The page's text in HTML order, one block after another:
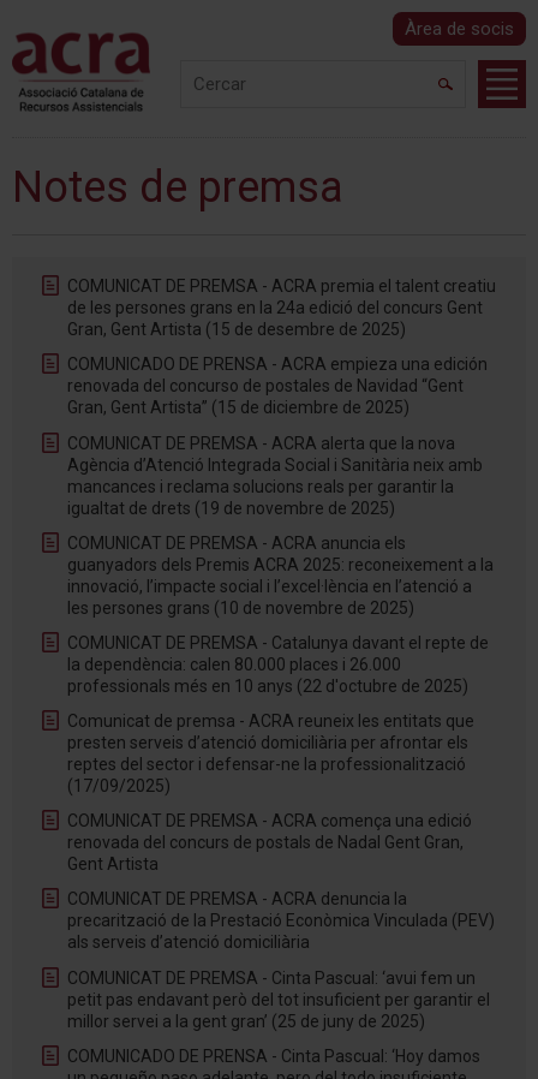
Àrea de socis
Notes de premsa
COMUNICAT DE PREMSA - ACRA premia el talent creatiu
de les persones grans en la 24a edició del concurs Gent
Gran, Gent Artista (15 de desembre de 2025)
COMUNICADO DE PRENSA - ACRA empieza una edición
renovada del concurso de postales de Navidad “Gent
Gran, Gent Artista” (15 de diciembre de 2025)
COMUNICAT DE PREMSA - ACRA alerta que la nova
Agència d’Atenció Integrada Social i Sanitària neix amb
mancances i reclama solucions reals per garantir la
igualtat de drets (19 de novembre de 2025)
COMUNICAT DE PREMSA - ACRA anuncia els
guanyadors dels Premis ACRA 2025: reconeixement a la
innovació, l’impacte social i l’excel·lència en l’atenció a
les persones grans (10 de novembre de 2025)
COMUNICAT DE PREMSA - Catalunya davant el repte de
la dependència: calen 80.000 places i 26.000
professionals més en 10 anys (22 d'octubre de 2025)
Comunicat de premsa - ACRA reuneix les entitats que
presten serveis d’atenció domiciliària per afrontar els
reptes del sector i defensar-ne la professionalització
(17/09/2025)
COMUNICAT DE PREMSA - ACRA comença una edició
renovada del concurs de postals de Nadal Gent Gran,
Gent Artista
COMUNICAT DE PREMSA - ACRA denuncia la
precarització de la Prestació Econòmica Vinculada (PEV)
als serveis d’atenció domiciliària
COMUNICAT DE PREMSA - Cinta Pascual: ‘avui fem un
petit pas endavant però del tot insuficient per garantir el
millor servei a la gent gran’ (25 de juny de 2025)
COMUNICADO DE PRENSA - Cinta Pascual: ‘Hoy damos